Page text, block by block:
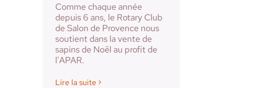
Comme chaque année
depuis 6 ans, le Rotary Club
de Salon de Provence nous
soutient dans la vente de
sapins de Noël au profit de
l'APAR.
Lire la suite